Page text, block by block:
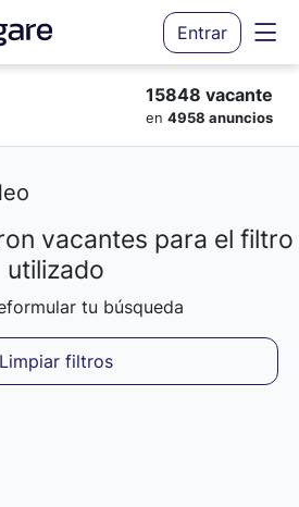
Entrar
15848 vacante
en 4958 anuncios
vacantes para el filtro
utilizado
tu búsqueda
Limpiar filtros